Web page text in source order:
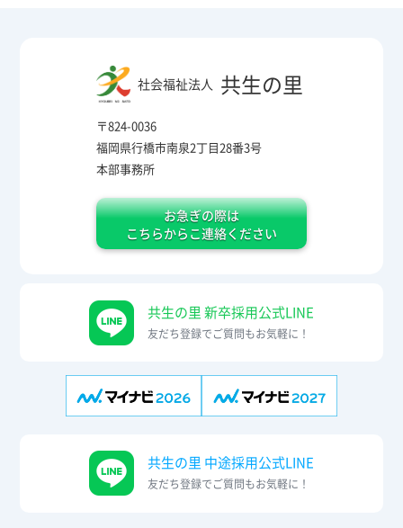
社会福祉法人 共生の里
〒824-0036
福岡県行橋市南泉2丁目28番3号
本部事務所
お急ぎの際は
こちらからこ連絡ください
共生の里 新卒採用公式LINE
友だち登録でご質問もお気軽に！
共生の里 中途採用公式LINE
友だち登録でご質問もお気軽に！